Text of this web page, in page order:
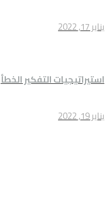
يناير 17, 2022
استيراتيجيات التفكير الخطأ
يناير 19, 2022